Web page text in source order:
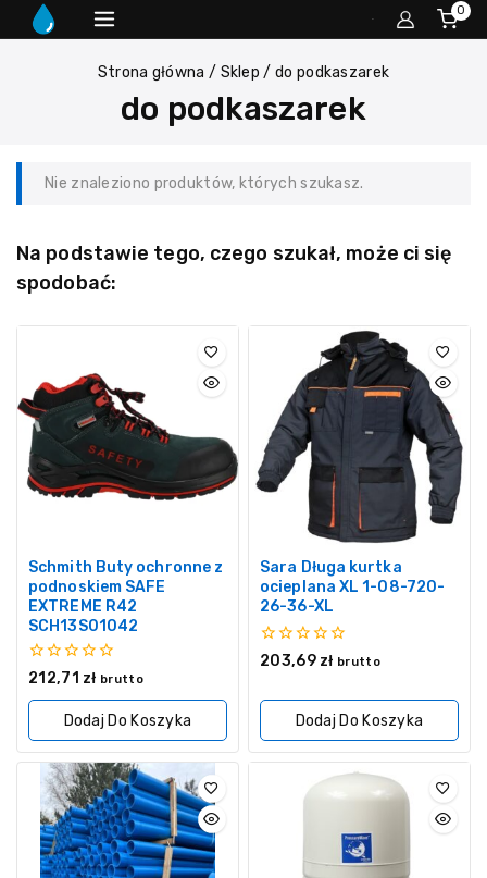
0
Strona główna / Sklep / do podkaszarek
do podkaszarek
Nie znaleziono produktów, których szukasz.
Na podstawie tego, czego szukał, może ci się
spodobać:
Schmith Buty ochronne z
podnoskiem SAFE
EXTREME R42
SCH13S01042
0
5
212,71 zł brutto
Dodaj Do Koszyka
Sara Długa kurtka
ocieplana XL 1-08-720-
26-36-XL
0
203,69 zł brutto
Dodaj Do Koszyka